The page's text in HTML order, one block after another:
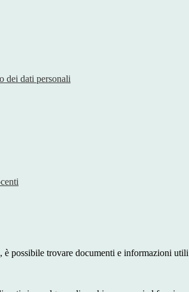
dei dati personali
è possibile trovare documenti e informazioni